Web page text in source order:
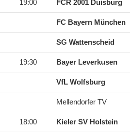
19:00 FCR 2001 Duisburg
FC Bayern München
SG Wattenscheid
19:30 Bayer Leverkusen
VfL Wolfsburg
Mellendorfer TV
18:00 Kieler SV Holstein